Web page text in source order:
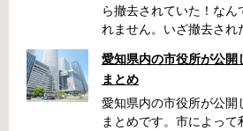
ら撤去されていた！なん
れません。いざ撤去され
名古屋周辺で自転車が撤
くと便利な情報をまとめ
された場合 一宮市役所
所 住所 一宮市栄4丁目
愛知県内の市役所が公開
まとめ
愛知県内の市役所が公開
まとめです。市によっ